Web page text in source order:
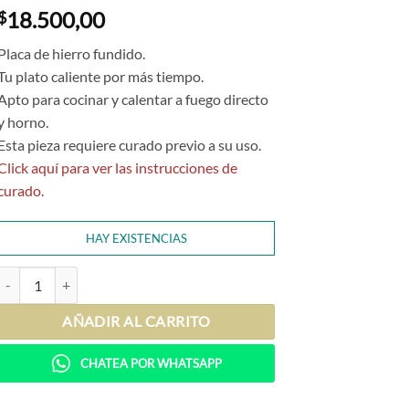
18.500,00
de hierro fundido.
plato caliente por más tiempo.
para cocinar y calentar a fuego directo
horno.
pieza requiere curado previo a su uso.
aquí para ver las instrucciones de
HAY EXISTENCIAS
AÑADIR AL CARRITO
CHATEA POR WHATSAPP